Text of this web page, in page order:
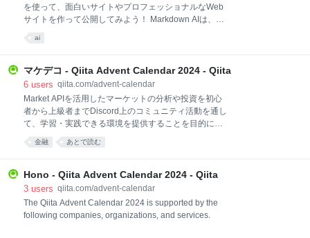
を使って、面白いサイトやプロフェッショナルなWeb
サイトを作って公開してみよう！ Markdown AIは、
省いて創造力を最大限に引き出すことが可能です。 こ
んな人におすすめ 最新のAI技術について興味がある方
Markdownを普段から使っている方 スキルにとらわれ
ずにWebサイトを作りたい方 自身でブログを運営した
い方 参考記事 記事投稿ルール テーマに沿っているこ
していること 記事投稿時に「MarkdownAI」タグを設
ai
マケデコ - Qiita Advent Calendar 2024 - Qiita
6 users qiita.com/advent-calendar
Market APIを活用したマーケットの分析や投資を初心
者から上級者までDiscord上のコミュニティ活動を通し
て、学習・実践できる環境を提供することを目的に活
動するマケデコのアドベントカレンダーです。以下の
ようなネタが大歓迎です。 J-Quants APIを使ってなに
でに消えたエッジの供養 トレードテクニック
ChatGPTなどを金融領域に活用してみた マーケットに
関わるネタ記事
金融 あとで読む
Hono - Qiita Advent Calendar 2024 - Qiita
3 users qiita.com/advent-calendar
The Qiita Advent Calendar 2024 is supported by the
following companies, organizations, and services.